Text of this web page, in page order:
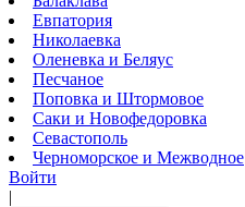
Евпатория
Николаевка
Оленевка и Беляус
Песчаное
Поповка и Штормовое
Саки и Новофедоровка
Севастополь
Черноморское и Межводное
Войти
|